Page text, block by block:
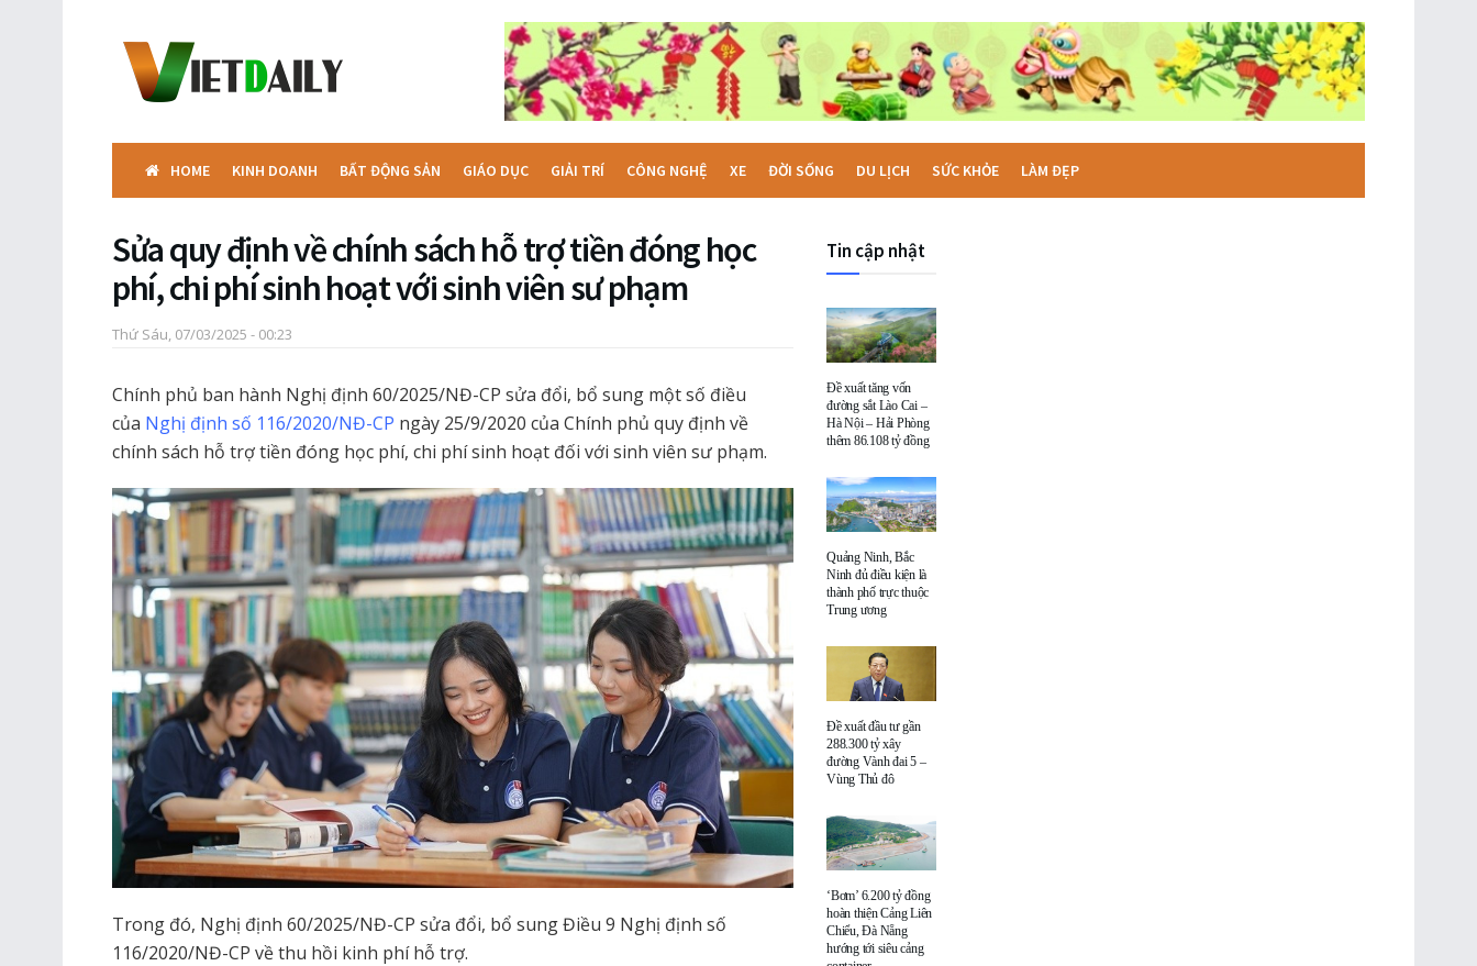
HOME KINH DOANH BẤT ĐỘNG SẢN GIÁO DỤC GIẢI TRÍ CÔNG NGHỆ XE ĐỜI SỐNG DU LỊCH SỨC KHỎE LÀM ĐẸP
Sửa quy định về chính sách hỗ trợ tiền đóng học
phí, chi phí sinh hoạt với sinh viên sư phạm
Thứ Sáu, 07/03/2025 - 00:23
Chính phủ ban hành Nghị định 60/2025/NĐ-CP sửa đổi, bổ sung một số điều
của Nghị định số 116/2020/NĐ-CP ngày 25/9/2020 của Chính phủ quy định về
chính sách hỗ trợ tiền đóng học phí, chi phí sinh hoạt đối với sinh viên sư phạm.
Trong đó, Nghị định 60/2025/NĐ-CP sửa đổi, bổ sung Điều 9 Nghị định số
116/2020/NĐ-CP về thu hồi kinh phí hỗ trợ.
Tin cập nhật
Đề xuất tăng vốn
đường sắt Lào Cai –
Hà Nội – Hải Phòng
thêm 86.108 tỷ đồng
Quảng Ninh, Bắc
Ninh đủ điều kiện là
thành phố trực thuộc
Trung ương
Đề xuất đầu tư gần
288.300 tỷ xây
đường Vành đai 5 –
Vùng Thủ đô
‘Bơm’ 6.200 tỷ đồng
hoàn thiện Cảng Liên
Chiểu, Đà Nẵng
hướng tới siêu cảng